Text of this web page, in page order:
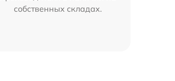
собственных складах.